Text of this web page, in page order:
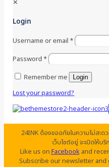
✕
Login
Username or email*
Password*
Remember me
Login
Lost your password?
24INK ต้องขออภัยในความไม่สะด
เว็บไซต์อยู่ จะเปิดให้บริ
Like us onFacebookand
Subscribe our newsletter